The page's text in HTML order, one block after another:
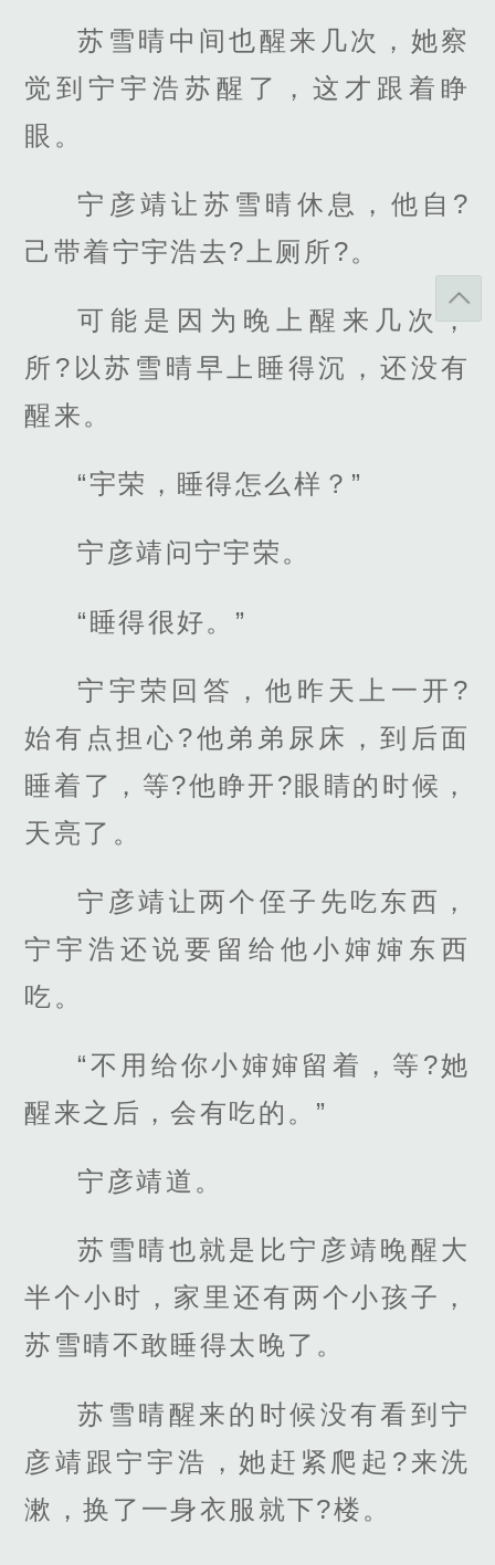
苏雪晴中间也醒来几次，她察
觉到宁宇浩苏醒了，这才跟着睁
眼。
宁彦靖让苏雪晴休息，他自?
己带着宁宇浩去?上厕所?。
可能是因为晚上醒来几次，
所?以苏雪晴早上睡得沉，还没有
醒来。
“宇荣，睡得怎么样？”
宁彦靖问宁宇荣。
“睡得很好。”
宁宇荣回答，他昨天上一开?
始有点担心?他弟弟尿床，到后面
睡着了，等?他睁开?眼睛的时候，
天亮了。
宁彦靖让两个侄子先吃东西，
宁宇浩还说要留给他小婶婶东西
吃。
“不用给你小婶婶留着，等?她
醒来之后，会有吃的。”
宁彦靖道。
苏雪晴也就是比宁彦靖晚醒大
半个小时，家里还有两个小孩子，
苏雪晴不敢睡得太晚了。
苏雪晴醒来的时候没有看到宁
彦靖跟宁宇浩，她赶紧爬起?来洗
漱，换了一身衣服就下?楼。